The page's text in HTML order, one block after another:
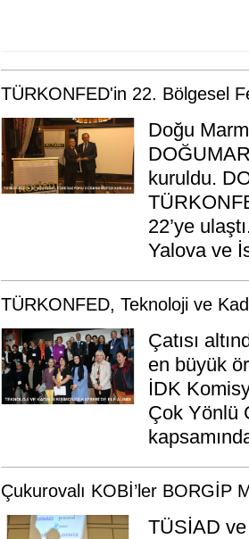
TÜRKONFED'in 22. Bölgesel
Doğu
kuruldu.
22’ye
Yalova ve
TÜRKONFED, Teknoloji ve
Çatısı
en büyük
İDK
Çok Yönlü
Çukurovalı KOBİ’ler BORGİP
TÜSİAD